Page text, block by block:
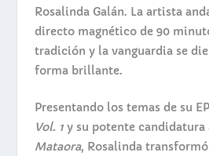
Rosalinda Galán. La artista
directo magnético de 90
tradición y la vanguardia se
forma brillante.
Presentando los temas de su EP
Vol. 1 y su potente candidatura
Mataora, Rosalinda